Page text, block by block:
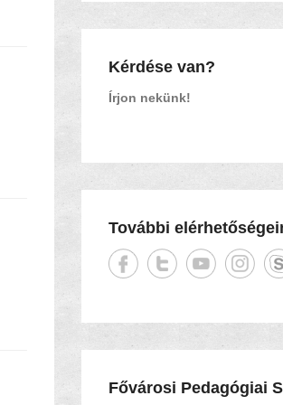
Kérdése van?
Írjon nekünk!
További
Fővárosi Pedagógiai